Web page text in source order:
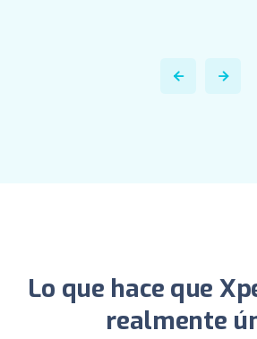
Lo que hace que
realmente